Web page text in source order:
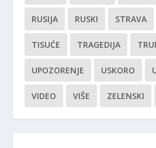
RUSIJA RUSKI STRAVA
TISUĆE TRAGEDIJA
UPOZORENJE USKORO
VIDEO VIŠE ZELENSKI